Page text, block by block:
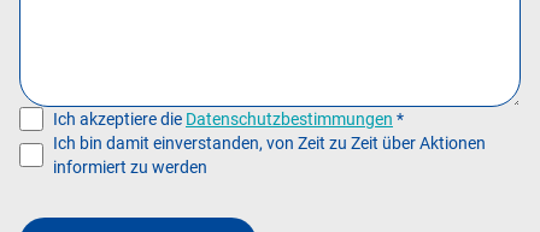
Ich akzeptiere die Datenschutzbestimmungen *
Ich bin damit einverstanden, von Zeit zu Zeit über Aktionen
informiert zu werden